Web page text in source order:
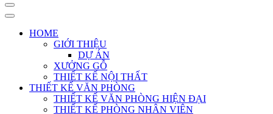
HOME
GIỚI THIỆU
DỰ ÁN
XƯỞNG GỖ
THIẾT KẾ NỘI THẤT
THIẾT KẾ VĂN PHÒNG
THIẾT KẾ VĂN PHÒNG HIỆN ĐẠI
THIẾT KẾ PHÒNG NHÂN VIÊN